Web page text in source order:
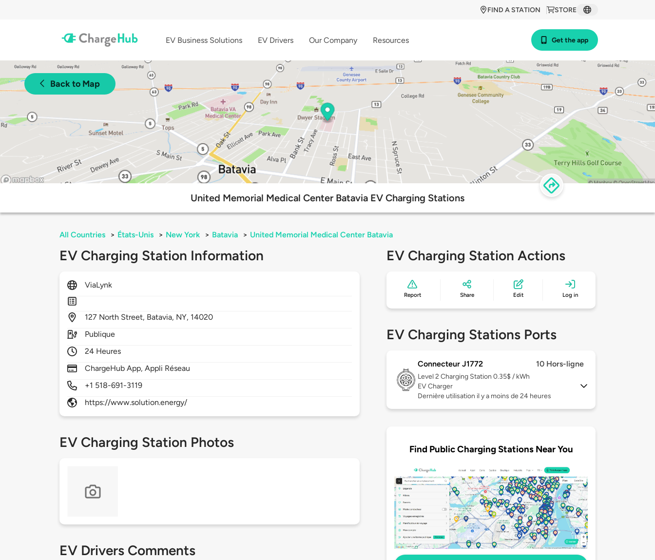
STORE
FIND A STATION
EV Business Solutions EV Drivers Our Company Resources Get the app
Back to Map
United Memorial Medical Center Batavia EV Charging Stations
All Countries > États-Unis > New York > Batavia > United Memorial Medical Center Batavia
EV Charging Station Information
ViaLynk
127 North Street, Batavia, NY, 14020
Publique
24 Heures
ChargeHub App, Appli Réseau
+1 518-691-3119
https://www.solution.energy/
EV Charging Station Photos
EV Drivers Comments
EV Charging Station Actions
Report Share Edit Log in
EV Charging Stations Ports
Connecteur J1772 10 Hors-ligne
Level 2 Charging Station 0.35$ / kWh
EV Charger
Dernière utilisation il y a moins de 24 heures
Find Public Charging Stations Near You